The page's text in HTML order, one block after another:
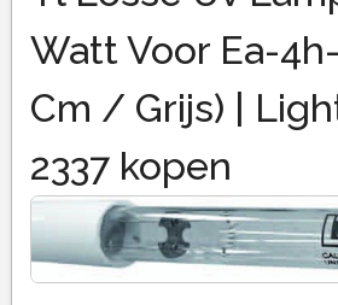
Watt Voor Ea-
Cm / Grijs) |
2337 kopen